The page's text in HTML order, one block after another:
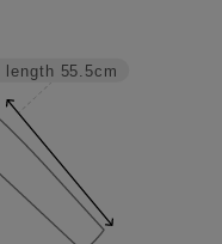
length 55.5cm